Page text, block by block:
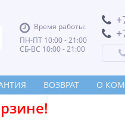
Время работы:
ПН-ПТ 10:00 - 21:00
СБ-ВС 10:00 - 21:00
ВОЗВРАТ О